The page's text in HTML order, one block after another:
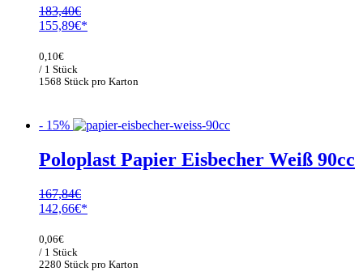
183,40€
Ursprünglicher
war:
183,40€
155,89€
1568 Stück pro Karton
0,10€
/ 1 Stück
- 15%
Poloplast Papier Eisbecher Weiß 90cc
167,84€
Ursprünglicher
war:
167,84€
142,66€
2280 Stück pro Karton
0,06€
/ 1 Stück